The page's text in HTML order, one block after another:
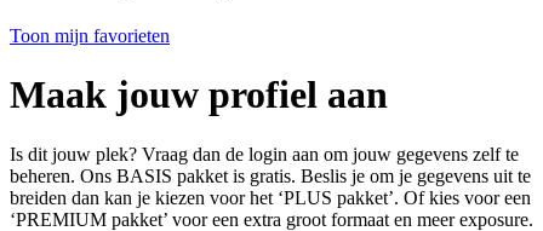
Toon mijn favorieten
Maak jouw profiel aan
Is dit jouw plek? Vraag dan de login aan om jouw gegevens zelf te
beheren. Ons BASIS pakket is gratis. Beslis je om je gegevens uit te
breiden dan kan je kiezen voor het ‘PLUS pakket’. Of kies voor een
‘PREMIUM pakket’ voor een extra groot formaat en meer exposure.